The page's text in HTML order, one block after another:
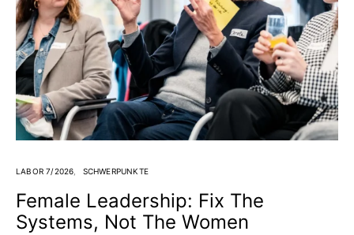
LABOR 7/2026 SCHWERPUNKTE
Female Leadership: Fix The
Systems, Not The Women